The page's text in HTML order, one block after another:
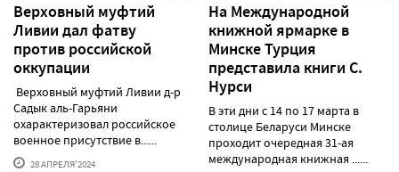
Верховный муфтий
Ливии дал фатву
против российской
оккупации
Верховный муфтий Ливии д-р
Садык аль-Гарьяни
охарактеризовал российское
военное присутствие в......
28 АПРЕЛЯ'2024
На Международной
книжной ярмарке в
Минске Турция
представила книги С.
Нурси
В эти дни с 14 по 17 марта в
столице Беларуси Минске
проходит очередная 31-ая
международная книжная ......